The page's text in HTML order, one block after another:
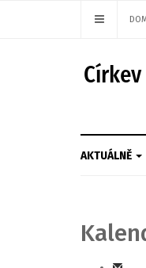
AKTUÁLNĚ